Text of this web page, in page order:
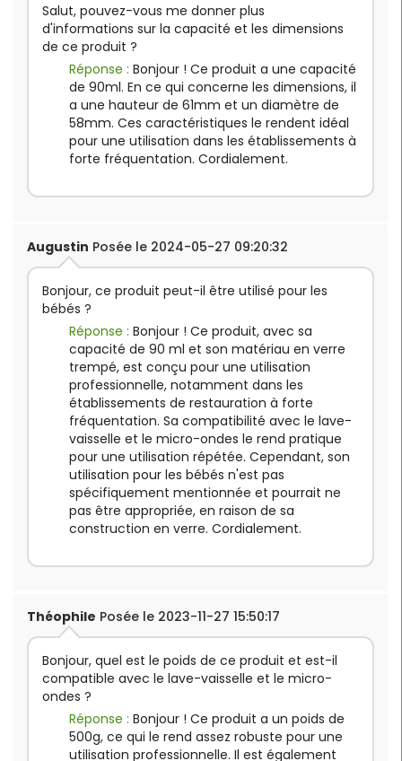
Salut, pouvez-vous me donner plus
d'informations sur la capacité et les dimensions
de ce produit ?
Réponse : Bonjour ! Ce produit a une capacité
de 90ml. En ce qui concerne les dimensions, il
a une hauteur de 61mm et un diamètre de
58mm. Ces caractéristiques le rendent idéal
pour une utilisation dans les établissements à
forte fréquentation. Cordialement.
Augustin Posée le 2024-05-27 09:20:32
Bonjour, ce produit peut-il être utilisé pour les
bébés ?
Réponse : Bonjour ! Ce produit, avec sa
capacité de 90 ml et son matériau en verre
trempé, est conçu pour une utilisation
professionnelle, notamment dans les
établissements de restauration à forte
fréquentation. Sa compatibilité avec le lave-
vaisselle et le micro-ondes le rend pratique
pour une utilisation répétée. Cependant, son
utilisation pour les bébés n'est pas
spécifiquement mentionnée et pourrait ne
pas être appropriée, en raison de sa
construction en verre. Cordialement.
Théophile Posée le 2023-11-27 15:50:17
Bonjour, quel est le poids de ce produit et est-il
compatible avec le lave-vaisselle et le micro-
ondes ?
Réponse : Bonjour ! Ce produit a un poids de
500g, ce qui le rend assez robuste pour une
utilisation professionnelle. Il est également